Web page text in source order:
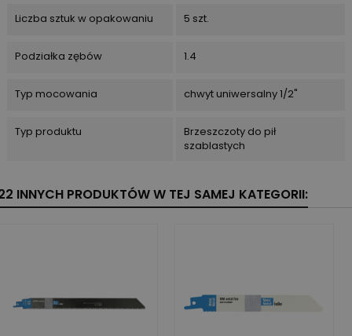
Liczba sztuk w opakowaniu 5 szt.
Podziałka zębów 1.4
Typ mocowania chwyt uniwersalny 1/2"
Typ produktu
Brzeszczoty do pił
szablastych
INNYCH PRODUKTÓW W TEJ SAMEJ KATEGORII: